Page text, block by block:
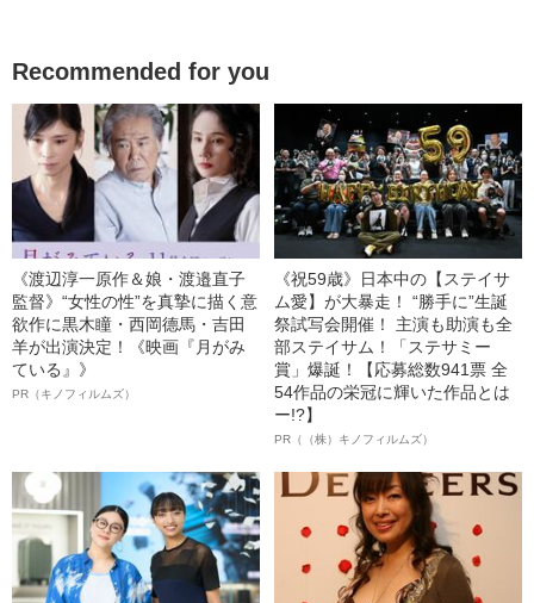
Recommended for you
《渡辺淳一原作＆娘・渡邉直子
監督》“女性の性”を真摯に描く意
欲作に黒木瞳・西岡德馬・吉田
羊が出演決定！《映画『月がみ
ている』》
PR（キノフィルムズ）
《祝59歳》日本中の【ステイサ
ム愛】が大暴走！ “勝手に”生誕
祭試写会開催！ 主演も助演も全
部ステイサム！「ステサミー
賞」爆誕！【応募総数941票 全
54作品の栄冠に輝いた作品とは
ー!?】
PR（（株）キノフィルムズ）